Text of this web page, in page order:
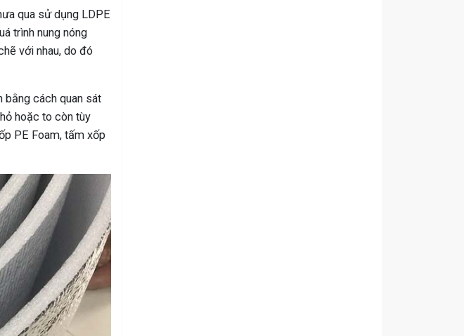
qua sử dụng LDPE
trình nung nóng
với nhau, do đó
bằng cách quan sát
hoặc to còn tùy
PE Foam, tấm xốp